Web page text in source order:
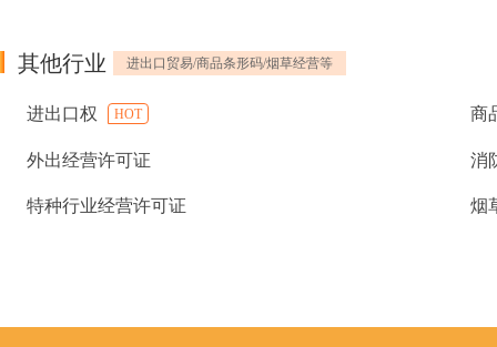
其他行业 进出口贸易/商品条形码/烟草经营等
进出口权 HOT 商
外出经营许可证 消
特种行业经营许可证 烟